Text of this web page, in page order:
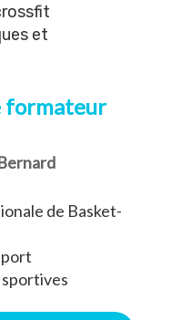
et
formateur
de Basket-